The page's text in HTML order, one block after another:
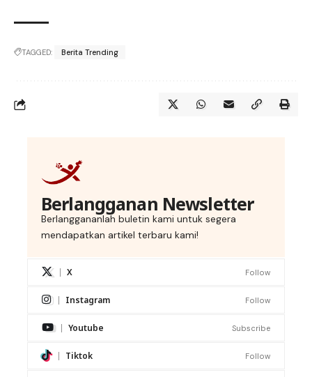
TAGGED: Berita Trending
Berlangganan Newsletter
Berlanggananlah buletin kami untuk segera
mendapatkan artikel terbaru kami!
X Follow
Instagram Follow
Youtube Subscribe
Tiktok Follow